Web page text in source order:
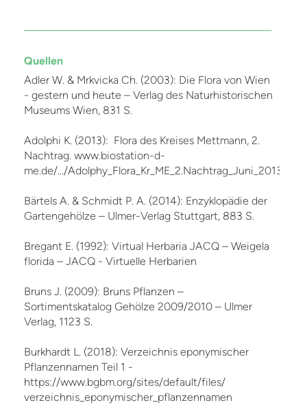
Quellen
Adler W. & Mrkvicka Ch. (2003): Die Flora von Wien
- gestern und heute – Verlag des Naturhistorischen
Museums Wien, 831 S.
Adolphi K. (2013): Flora des Kreises Mettmann, 2.
Nachtrag. www.biostation-d-
me.de/.../Adolphy_Flora_Kr_ME_2.Nachtrag_Juni_2013_.pdf
Bärtels A. & Schmidt P. A. (2014): Enzyklopädie der
Gartengehölze – Ulmer-Verlag Stuttgart, 883 S.
Bregant E. (1992): Virtual Herbaria JACQ – Weigela
florida – JACQ - Virtuelle Herbarien
Bruns J. (2009): Bruns Pflanzen –
Sortimentskatalog Gehölze 2009/2010 – Ulmer
Verlag, 1123 S.
Burkhardt L. (2018): Verzeichnis eponymischer
Pflanzennamen Teil 1 -
https://www.bgbm.org/sites/default/files/
verzeichnis_eponymischer_pflanzennamen